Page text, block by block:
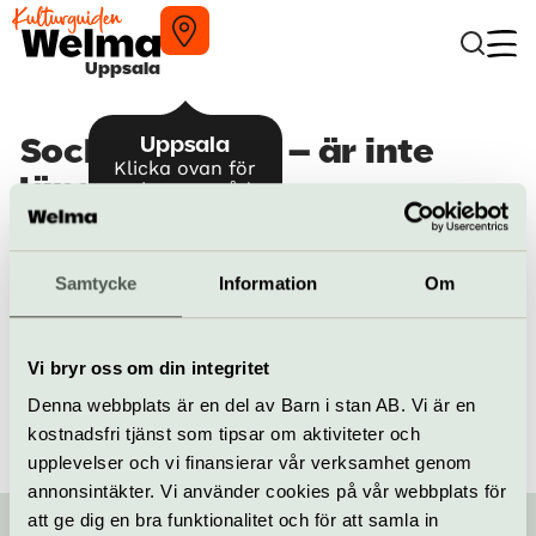
Samtycke Information Om
Vi bryr oss om din integritet
Denna webbplats är en del av Barn i stan AB. Vi är en
kostnadsfri tjänst som tipsar om aktiviteter och
upplevelser och vi finansierar vår verksamhet genom
annonsintäkter. Vi använder cookies på vår webbplats för
att ge dig en bra funktionalitet och för att samla in
Uppsala
Uppsala
Klicka ovan för
att byta område
Sockenmuseet – är inte
längre aktuellt
Tyvärr, detta besöksmål är inte längre aktuellt.
Alla våra tips på kulturaktiviteter i Uppsala och Uppland /